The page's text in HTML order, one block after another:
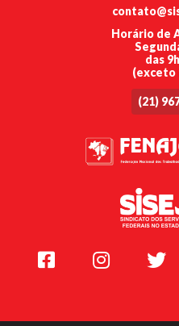
Horário de
das
(exceto
(21)
Facebook Instagram